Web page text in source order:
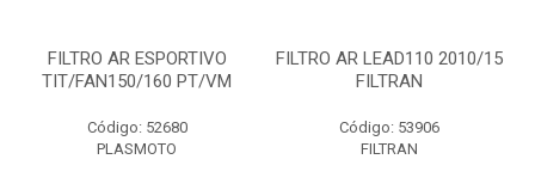
FILTRO AR ESPORTIVO
TIT/FAN150/160 PT/VM
Código: 52680
PLASMOTO
FILTRO AR LEAD110 2010/15
FILTRAN
Código: 53906
FILTRAN